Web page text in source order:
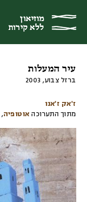
מוזיאון
ללא קירות
מוזיאון
ללא קירות
עיר המעלות
ברזל צבוע,
2003
ז'אק ז'אנו
מתוך התערוכה אוטופיה,